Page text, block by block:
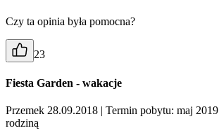
Czy ta opinia była pomocna?
23
Fiesta Garden - wakacje
Przemek 28.09.2018 | Termin pobytu: maj 2019
rodziną